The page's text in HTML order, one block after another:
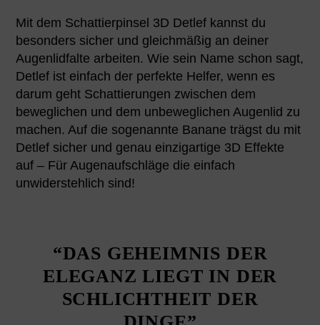
Mit dem Schattierpinsel 3D Detlef kannst du
besonders sicher und gleichmäßig an deiner
Augenlidfalte arbeiten. Wie sein Name schon sagt,
Detlef ist einfach der perfekte Helfer, wenn es
darum geht Schattierungen zwischen dem
beweglichen und dem unbeweglichen Augenlid zu
machen. Auf die sogenannte Banane trägst du mit
Detlef sicher und genau einzigartige 3D Effekte
auf – Für Augenaufschläge die einfach
unwiderstehlich sind!
“DAS GEHEIMNIS DER
ELEGANZ LIEGT IN DER
SCHLICHTHEIT DER